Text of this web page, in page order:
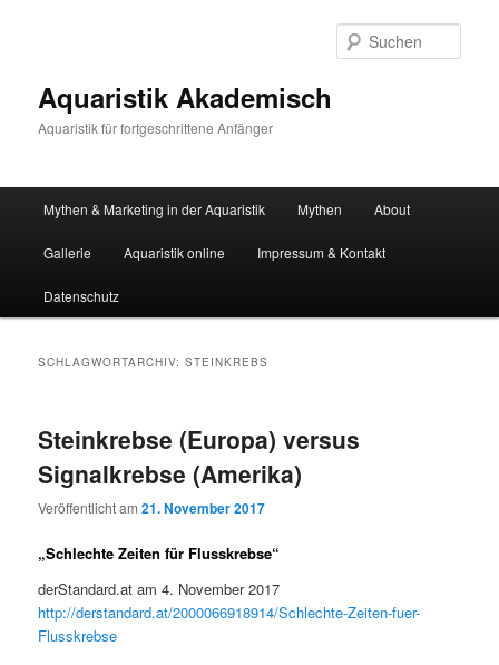
Aquaristik Akademisch
Aquaristik für fortgeschrittene Anfänger
Mythen & Marketing in der Aquaristik Mythen About
Gallerie Aquaristik online Impressum & Kontakt
Datenschutz
SCHLAGWORTARCHIV:STEINKREBS
Steinkrebse (Europa) versus
Signalkrebse (Amerika)
Veröffentlicht am21. November 2017
„Schlechte Zeiten für Flusskrebse“
derStandard.at am 4. November 2017
http://derstandard.at/2000066918914/Schlechte-Zeiten-fuer-
Flusskrebse